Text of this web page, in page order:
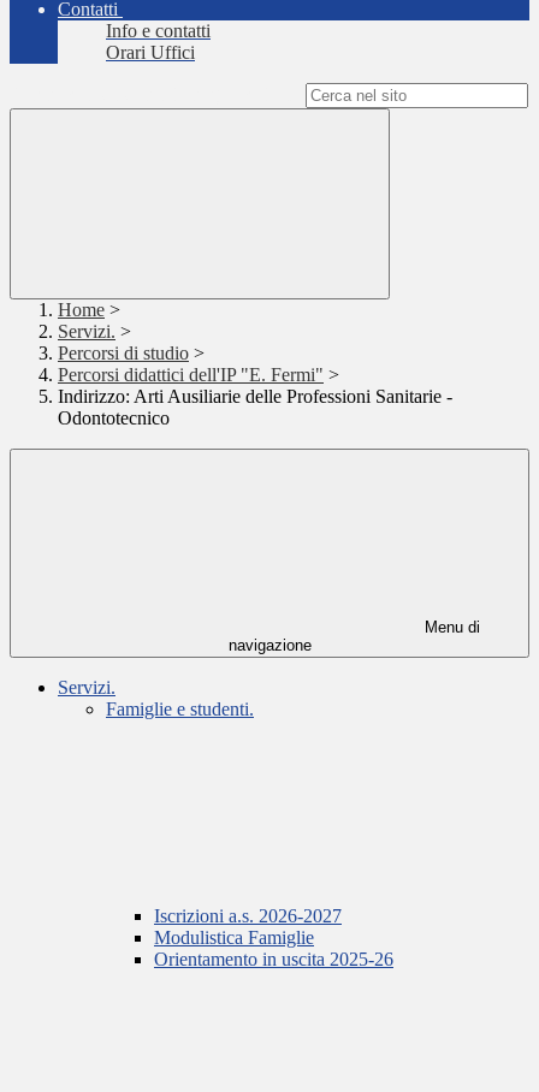
Contatti
Info e contatti
Orari Uffici
Home >
Servizi. >
Percorsi di studio >
Percorsi didattici dell'IP "E. Fermi" >
Indirizzo: Arti Ausiliarie delle Professioni Sanitarie -
Odontotecnico
Menu di
navigazione
Servizi.
Famiglie e studenti.
Iscrizioni a.s. 2026-2027
Modulistica Famiglie
Orientamento in uscita 2025-26